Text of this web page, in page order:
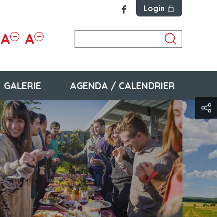
Login
A A
GALERIE AGENDA / CALENDRIER